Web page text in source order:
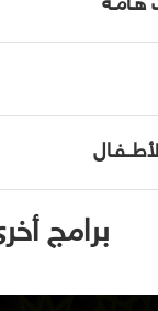
هـامـة
برامج